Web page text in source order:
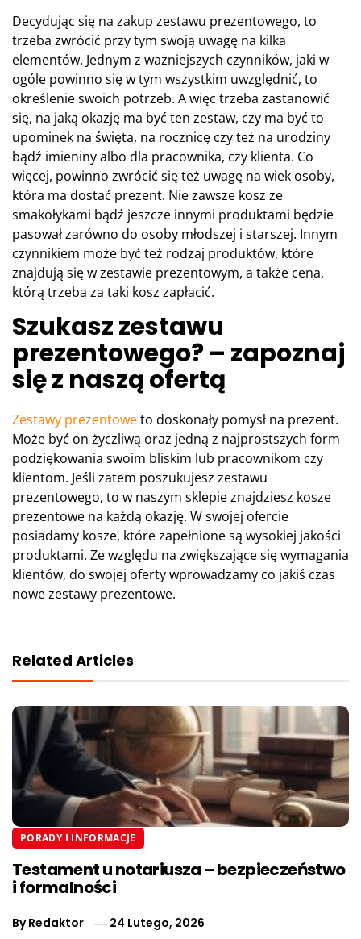
Decydując się na zakup zestawu prezentowego, to
trzeba zwrócić przy tym swoją uwagę na kilka
elementów. Jednym z ważniejszych czynników, jaki w
ogóle powinno się w tym wszystkim uwzględnić, to
określenie swoich potrzeb. A więc trzeba zastanowić
się, na jaką okazję ma być ten zestaw, czy ma być to
upominek na święta, na rocznicę czy też na urodziny
bądź imieniny albo dla pracownika, czy klienta. Co
więcej, powinno zwrócić się też uwagę na wiek osoby,
która ma dostać prezent. Nie zawsze kosz ze
smakołykami bądź jeszcze innymi produktami będzie
pasował zarówno do osoby młodszej i starszej. Innym
czynnikiem może być też rodzaj produktów, które
znajdują się w zestawie prezentowym, a także cena,
którą trzeba za taki kosz zapłacić.
Szukasz zestawu
prezentowego? – zapoznaj
się z naszą ofertą
Zestawy prezentoweto doskonały pomysł na prezent.
Może być on życzliwą oraz jedną z najprostszych form
podziękowania swoim bliskim lub pracownikom czy
klientom. Jeśli zatem poszukujesz zestawu
prezentowego, to w naszym sklepie znajdziesz kosze
prezentowe na każdą okazję. W swojej ofercie
posiadamy kosze, które zapełnione są wysokiej jakości
produktami. Ze względu na zwiększające się wymagania
klientów, do swojej oferty wprowadzamy co jakiś czas
nowe zestawy prezentowe.
Related Articles
PORADY I INFORMACJE
Testament u notariusza – bezpieczeństwo
i formalności
ByRedaktor 24 Lutego, 2026